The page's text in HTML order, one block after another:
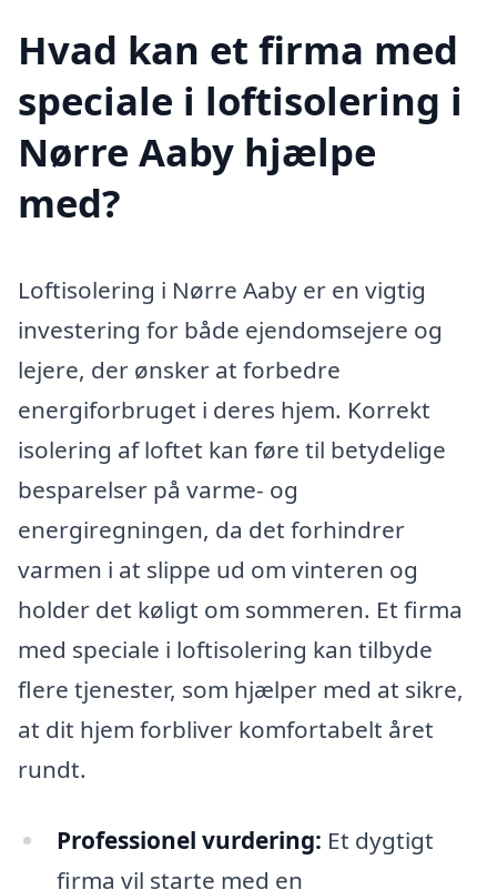
Hvad kan et firma med
speciale i loftisolering i
Nørre Aaby hjælpe
med?
Loftisolering i Nørre Aaby er en vigtig
investering for både ejendomsejere og
lejere, der ønsker at forbedre
energiforbruget i deres hjem. Korrekt
isolering af loftet kan føre til betydelige
besparelser på varme- og
energiregningen, da det forhindrer
varmen i at slippe ud om vinteren og
holder det køligt om sommeren. Et firma
med speciale i loftisolering kan tilbyde
flere tjenester, som hjælper med at sikre,
at dit hjem forbliver komfortabelt året
rundt.
Professionel vurdering: Et dygtigt
firma vil starte med en